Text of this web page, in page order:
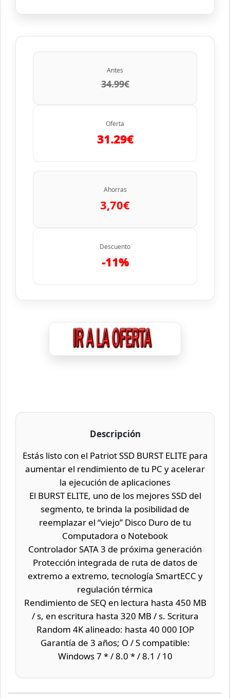
Antes
34.99€
Oferta
31.29€
Ahorras
3,70€
Descuento
-11%
Descripción
Estás listo con el Patriot SSD BURST ELITE para
aumentar el rendimiento de tu PC y acelerar
la ejecución de aplicaciones
El BURST ELITE, uno de los mejores SSD del
segmento, te brinda la posibilidad de
reemplazar el “viejo” Disco Duro de tu
Computadora o Notebook
Controlador SATA 3 de próxima generación
Protección integrada de ruta de datos de
extremo a extremo, tecnología SmartECC y
regulación térmica
Rendimiento de SEQ en lectura hasta 450 MB
/ s, en escritura hasta 320 MB / s. Scritura
Random 4K alineado: hasta 40 000 IOP
Garantía de 3 años; O / S compatible:
Windows 7 * / 8.0 * / 8.1 / 10